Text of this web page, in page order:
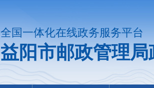
全国一体化在线政务服务平台
益阳市邮政管理